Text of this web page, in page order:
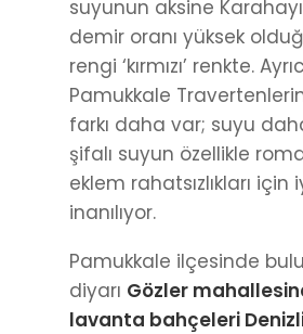
suyunun aksine
demir oranı yüksek
rengi ‘kırmızı’ renkte.
Pamukkale
farkı daha var; suyu
şifalı suyun özellikle
eklem rahatsızlıkları
inanılıyor.
Pamukkale ilçesinde
diyarı Gözler
lavanta bahçeleri